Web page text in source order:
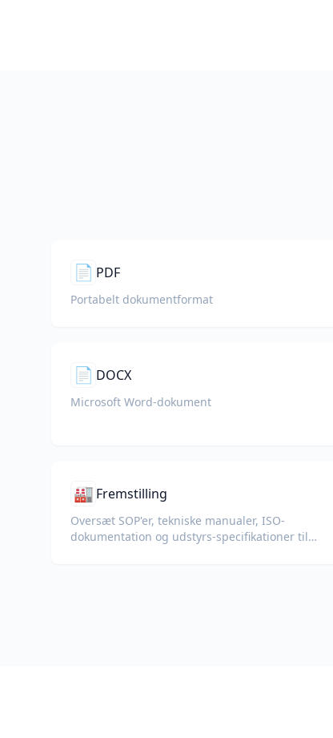
📄 PDF
Portabelt dokumentformat
📄 DOCX
Microsoft Word-dokument
🏭 Fremstilling
Oversæt SOP'er, tekniske manualer, ISO-
dokumentation og udstyrs-specifikationer til